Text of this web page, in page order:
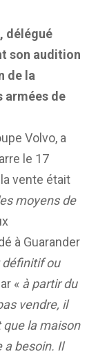
délégué
son audition
de la
armées de
Volvo, a
le 17
vente était
moyens de
à Guarander
définitif ou
« à partir du
vendre, il
la maison
a besoin. Il